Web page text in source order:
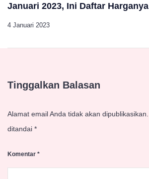
Januari 2023, Ini Daftar Harganya
4 Januari 2023
Tinggalkan Balasan
Alamat email Anda tidak akan dipublikasikan.
ditandai *
Komentar *